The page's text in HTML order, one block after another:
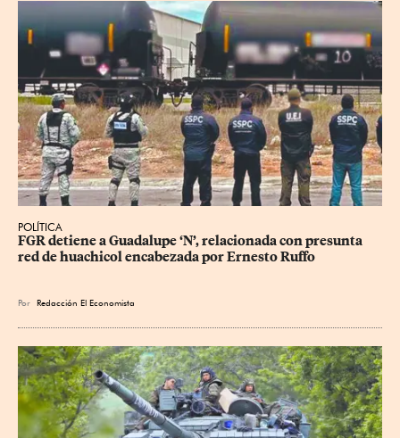
POLÍTICA
FGR detiene a Guadalupe ‘N’, relacionada con presunta
red de huachicol encabezada por Ernesto Ruffo
Por Redacción El Economista